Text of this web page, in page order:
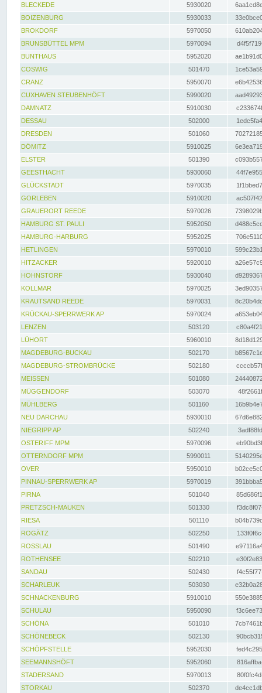
BLECKEDE
5930020
BOIZENBURG
5930033
BROKDORF
5970050
BRUNSBÜTTEL MPM
5970094
BUNTHAUS
5952020
COSWIG
501470
CRANZ
5950070
CUXHAVEN STEUBENHÖFT
5990020
DAMNATZ
5910030
DESSAU
502000
DRESDEN
501060
DÖMITZ
5910025
ELSTER
501390
GEESTHACHT
5930060
GLÜCKSTADT
5970035
GORLEBEN
5910020
GRAUERORT REEDE
5970026
HAMBURG ST. PAULI
5952050
HAMBURG-HARBURG
5952025
HETLINGEN
5970010
HITZACKER
5920010
HOHNSTORF
5930040
KOLLMAR
5970025
KRAUTSAND REEDE
5970031
KRÜCKAU-SPERRWERK AP
5970024
LENZEN
503120
LÜHORT
5960010
MAGDEBURG-BUCKAU
502170
MAGDEBURG-STROMBRÜCKE
502180
MEISSEN
501080
MÜGGENDORF
503070
MÜHLBERG
501160
NEU DARCHAU
5930010
NIEGRIPP AP
502240
OSTERIFF MPM
5970096
OTTERNDORF MPM
5990011
OVER
5950010
PINNAU-SPERRWERK AP
5970019
PIRNA
501040
PRETZSCH-MAUKEN
501330
RIESA
501110
ROGÄTZ
502250
ROSSLAU
501490
ROTHENSEE
502210
SANDAU
502430
SCHARLEUK
503030
SCHNACKENBURG
5910010
SCHULAU
5950090
SCHÖNA
501010
SCHÖNEBECK
502130
SCHÖPFSTELLE
5952030
SEEMANNSHÖFT
5952060
STADERSAND
5970013
STORKAU
502370